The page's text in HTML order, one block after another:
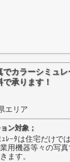
カラーシミュ
で承ります！
エリア
ン対象；
ﾚｰﾀは住宅だけでは
用機器等々の写
ます。